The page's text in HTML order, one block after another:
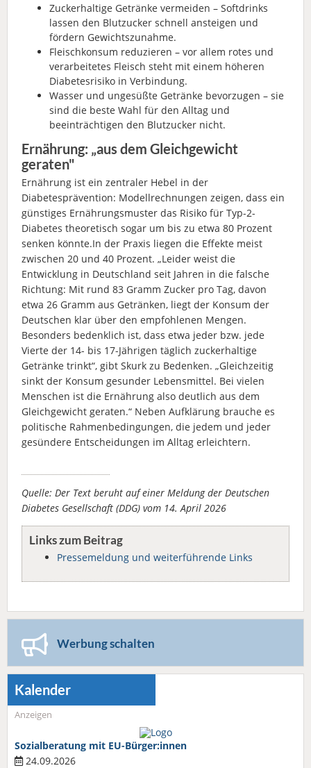
Zuckerhaltige Getränke vermeiden – Softdrinks
lassen den Blutzucker schnell ansteigen und
fördern Gewichtszunahme.
Fleischkonsum reduzieren – vor allem rotes und
verarbeitetes Fleisch steht mit einem höheren
Diabetesrisiko in Verbindung.
Wasser und ungesüßte Getränke bevorzugen – sie
sind die beste Wahl für den Alltag und
beeinträchtigen den Blutzucker nicht.
Ernährung: „aus dem Gleichgewicht
geraten"
Ernährung ist ein zentraler Hebel in der
Diabetesprävention: Modellrechnungen zeigen, dass ein
günstiges Ernährungsmuster das Risiko für Typ-2-
Diabetes theoretisch sogar um bis zu etwa 80 Prozent
senken könnte.In der Praxis liegen die Effekte meist
zwischen 20 und 40 Prozent. „Leider weist die
Entwicklung in Deutschland seit Jahren in die falsche
Richtung: Mit rund 83 Gramm Zucker pro Tag, davon
etwa 26 Gramm aus Getränken, liegt der Konsum der
Deutschen klar über den empfohlenen Mengen.
Besonders bedenklich ist, dass etwa jeder bzw. jede
Vierte der 14- bis 17-Jährigen täglich zuckerhaltige
Getränke trinkt“, gibt Skurk zu Bedenken. „Gleichzeitig
sinkt der Konsum gesunder Lebensmittel. Bei vielen
Menschen ist die Ernährung also deutlich aus dem
Gleichgewicht geraten.“ Neben Aufklärung brauche es
politische Rahmenbedingungen, die jedem und jeder
gesündere Entscheidungen im Alltag erleichtern.
Quelle: Der Text beruht auf einer Meldung der Deutschen
Diabetes Gesellschaft (DDG) vom 14. April 2026
Links zum Beitrag
Pressemeldung und weiterführende Links
Werbung schalten
Kalender
Anzeigen
Sozialberatung mit EU-Bürger:innen
24.09.2026